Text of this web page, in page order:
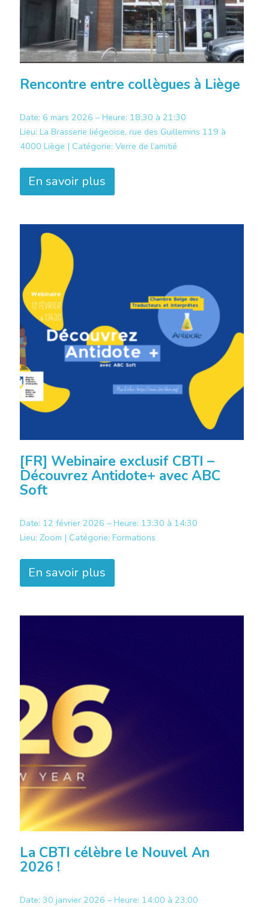
Rencontre entre collègues à Liège
Date: 6 mars 2026 – Heure: 18:30 à 21:30
Lieu: La Brasserie liégeoise, rue des Guillemins 119 à
4000 Liège | Catégorie: Verre de l’amitié
En savoir plus
[FR] Webinaire exclusif CBTI –
Découvrez Antidote+ avec ABC
Soft
Date: 12 février 2026 – Heure: 13:30 à 14:30
Lieu: Zoom | Catégorie: Formations
En savoir plus
La CBTI célèbre le Nouvel An
2026 !
Date: 30 janvier 2026 – Heure: 14:00 à 23:00